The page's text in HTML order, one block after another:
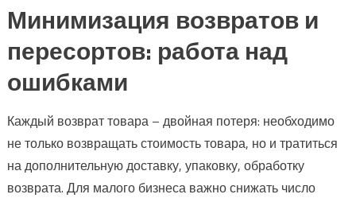
Минимизация возвратов и
пересортов: работа над
ошибками
Каждый возврат товара – двойная потеря: необходимо
не только возвращать стоимость товара, но и тратиться
на дополнительную доставку, упаковку, обработку
возврата. Для малого бизнеса важно снижать число